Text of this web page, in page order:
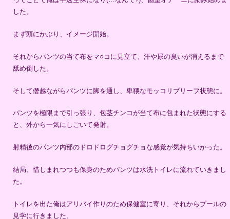
した。
まず頭にかぶり、イメージ開始。
それからパンツの当て布をマ○コに見立て、汗や尿の臭いが消えるまで
舐め倒した。
そして僭越ながらパンツに脚を通し、卑猥なモッコリブリーフ状態に。
パンツを極限まで引っ張り、包茎チンコが当て布に包まれた状態にする
と、外から一気にしごいて発射。
射精後のパンツ内部のドロドログチョグチョな感覚が気持ちいかった。
結局、惜しまれつつも保身のためパンツは水洗トイレに流れていきまし
た。
トイレを出た俺はアリバイ作りのため保健室に寄り、それからプールの
見学に行きました。